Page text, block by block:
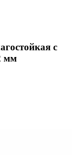
с
мм